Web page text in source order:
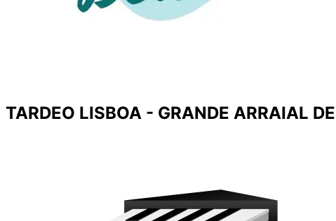
TARDEO LISBOA - GRANDE ARRAIAL